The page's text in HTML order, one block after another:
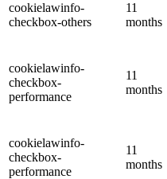
cookielawinfo-
checkbox-others
11
months
cookielawinfo-
checkbox-
performance
11
months
cookielawinfo-
checkbox-
performance
11
months